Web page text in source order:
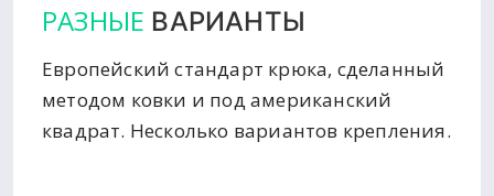
РАЗНЫЕ ВАРИАНТЫ
Европейский стандарт крюка, сделанный
методом ковки и под американский
квадрат. Несколько вариантов крепления.